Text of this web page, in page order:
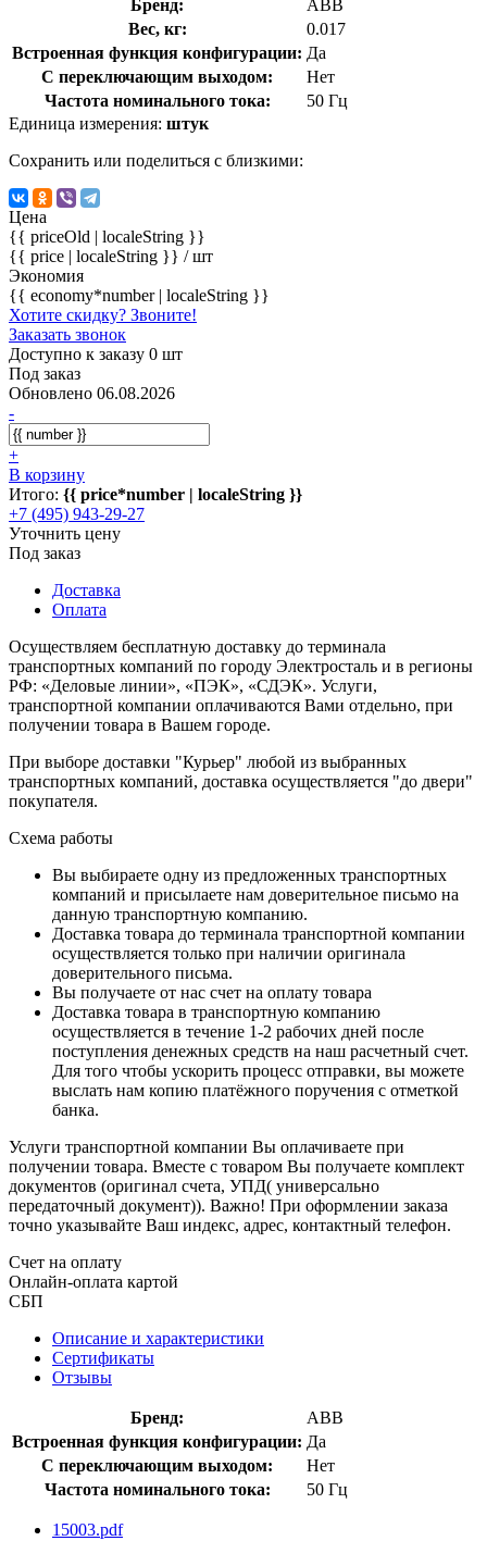
Бренд:
ABB
Вес, кг:
0.017
Встроенная функция конфигурации: Да
С переключающим выходом:
Нет
Частота номинального тока:
50 Гц
Единица измерения: штук
Сохранить или поделиться с близкими:
Цена
{{ priceOld | localeString }}
{{ price | localeString }} / шт
Экономия
{{ economy*number | localeString }}
Хотите скидку? Звоните!
Заказать звонок
Доступно к заказу 0 шт
Под заказ
Обновлено 06.08.2026
-
+
В корзину
Итого: {{ price*number | localeString }}
+7 (495) 943-29-27
Уточнить цену
Под заказ
Доставка
Оплата
Осуществляем бесплатную доставку до терминала
транспортных компаний по городу Электросталь и в регионы
РФ: «Деловые линии», «ПЭК», «СДЭК». Услуги,
транспортной компании оплачиваются Вами отдельно, при
получении товара в Вашем городе.
При выборе доставки "Курьер" любой из выбранных
транспортных компаний, доставка осуществляется "до двери"
покупателя.
Схема работы
Вы выбираете одну из предложенных транспортных
компаний и присылаете нам доверительное письмо на
данную транспортную компанию.
Доставка товара до терминала транспортной компании
осуществляется только при наличии оригинала
доверительного письма.
Вы получаете от нас счет на оплату товара
Доставка товара в транспортную компанию
осуществляется в течение 1-2 рабочих дней после
поступления денежных средств на наш расчетный счет.
Для того чтобы ускорить процесс отправки, вы можете
выслать нам копию платёжного поручения с отметкой
банка.
Услуги транспортной компании Вы оплачиваете при
получении товара. Вместе с товаром Вы получаете комплект
документов (оригинал счета, УПД( универсально
передаточный документ)). Важно! При оформлении заказа
точно указывайте Ваш индекс, адрес, контактный телефон.
Счет на оплату
Онлайн-оплата картой
СБП
Описание и характеристики
Сертификаты
Отзывы
Бренд:
ABB
Встроенная функция конфигурации: Да
С переключающим выходом:
Нет
Частота номинального тока:
50 Гц
15003.pdf